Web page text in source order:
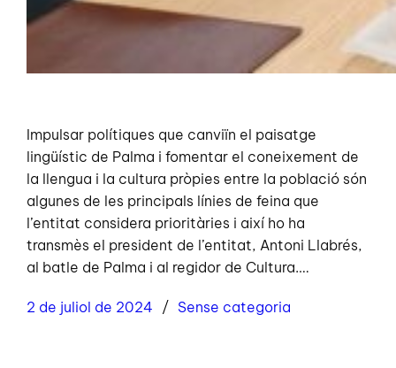
Impulsar polítiques que canviïn el paisatge
lingüístic de Palma i fomentar el coneixement de
la llengua i la cultura pròpies entre la població són
algunes de les principals línies de feina que
l’entitat considera prioritàries i així ho ha
transmès el president de l’entitat, Antoni Llabrés,
al batle de Palma i al regidor de Cultura.…
2 de juliol de 2024 Sense categoria